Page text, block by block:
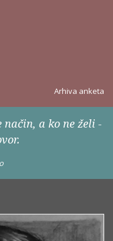
Arhiva anketa
a ko ne želi -